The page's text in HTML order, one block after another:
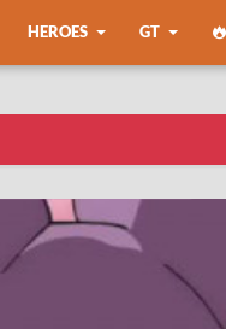
HEROES GT